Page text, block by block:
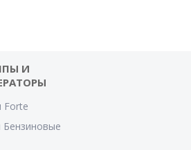
И
Бензиновые